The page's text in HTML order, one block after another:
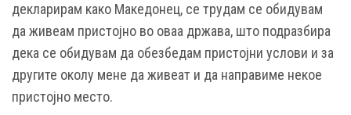
декларирам како Македонец, се трудам се обидувам
да живеам пристојно во оваа држава, што подразбира
дека се обидувам да обезбедам пристојни услови и за
другите околу мене да живеат и да направиме некое
пристојно место.